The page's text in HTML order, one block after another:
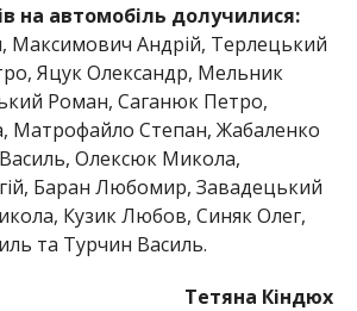
на автомобіль долучилися:
Максимович Андрій, Терлецький
Яцук Олександр, Мельник
Роман, Саганюк Петро,
Матрофайло Степан, Жабаленко
Олексюк Микола,
Баран Любомир, Завадецький
Кузик Любов, Синяк Олег,
та Турчин Василь.
Тетяна Кіндюх